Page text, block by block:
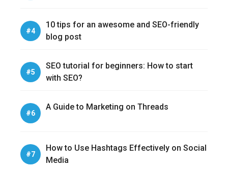
10 tips for an awesome and SEO-friendly
blog post
SEO tutorial for beginners: How to start
with SEO?
A Guide to Marketing on Threads
How to Use Hashtags Effectively on Social
Media